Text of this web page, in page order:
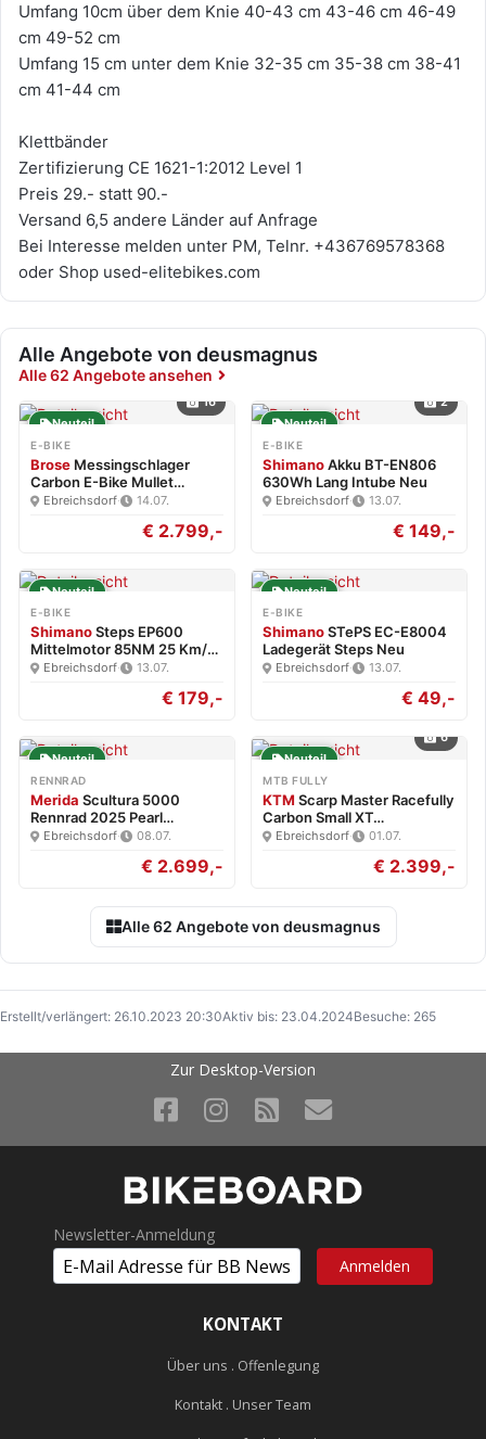
Umfang 10cm über dem Knie 40-43 cm 43-46 cm 46-49
cm 49-52 cm
Umfang 15 cm unter dem Knie 32-35 cm 35-38 cm 38-41
cm 41-44 cm
Klettbänder
Zertifizierung CE 1621-1:2012 Level 1
Preis 29.- statt 90.-
Versand 6,5 andere Länder auf Anfrage
Bei Interesse melden unter PM, Telnr. +436769578368
oder Shop used-elitebikes.com
Alle Angebote von deusmagnus
Alle 62 Angebote ansehen
16
Neuteil
E-BIKE
Brose Messingschlager
Carbon E-Bike Mullet
Brose…
Ebreichsdorf· 14.07.
€ 2.799,-
2
Neuteil
E-BIKE
ShimanoAkku BT-EN806
630Wh Lang Intube Neu
Ebreichsdorf· 13.07.
€ 149,-
Neuteil
E-BIKE
ShimanoSteps EP600
Mittelmotor 85NM 25 Km/h
NeuEbreichsdorf· 13.07.
€ 179,-
Neuteil
E-BIKE
ShimanoSTePS EC-E8004
Ladegerät Steps Neu
Ebreichsdorf· 13.07.
€ 49,-
Neuteil
RENNRAD
Merida Scultura 5000
Rennrad 2025 Pearl
White/Blk…
Ebreichsdorf· 08.07.
€ 2.699,-
6
Neuteil
MTB FULLY
KTM Scarp Master Racefully
Carbon Small XT…
Ebreichsdorf· 01.07.
€ 2.399,-
Alle 62 Angebote von deusmagnus
Erstellt/verlängert: 26.10.2023 20:30Aktiv bis: 23.04.2024Besuche: 265
Zur Desktop-Version
Newsletter-Anmeldung
KONTAKT
Über uns . Offenlegung
Kontakt . Unser Team